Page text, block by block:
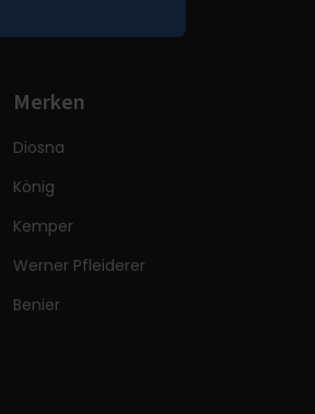
Merken
Diosna
König
Kemper
Werner Pfleiderer
Benier